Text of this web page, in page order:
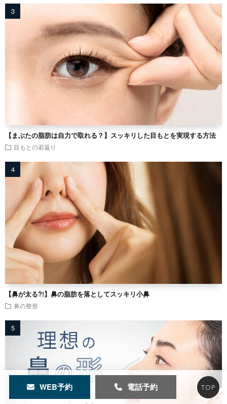
【まぶたの脂肪は自力で取れる？】スッキリした目もとを実現する方法
目もとの若返り
【鼻が太る?!】鼻の脂肪を落としてスッキリ小鼻
鼻の整形
WEB予約 電話予約 TOP